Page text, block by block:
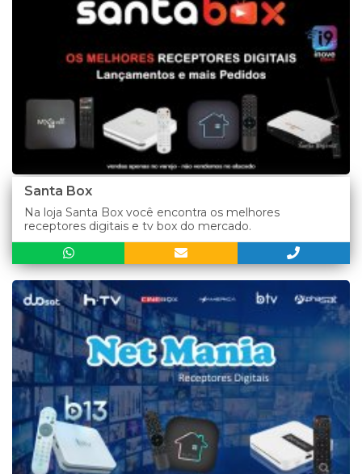
Santa Box
Na loja Santa Box você encontra os melhores
receptores digitais e tv box do mercado.